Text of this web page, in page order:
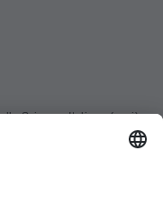
Svizzera Italiana (acsi)